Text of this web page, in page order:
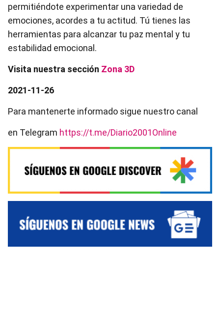
permitiéndote experimentar una variedad de
emociones, acordes a tu actitud. Tú tienes las
herramientas para alcanzar tu paz mental y tu
estabilidad emocional.
Visita nuestra sección Zona 3D
2021-11-26
Para mantenerte informado sigue nuestro canal
en Telegram https://t.me/Diario2001Online